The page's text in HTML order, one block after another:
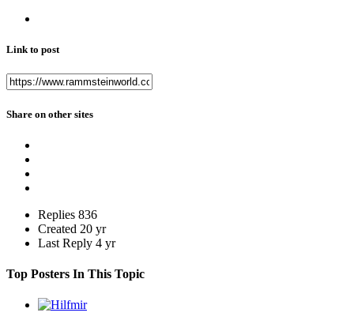
Link to post
Share on other sites
Replies 836
Created 20 yr
Last Reply 4 yr
Top Posters In This Topic